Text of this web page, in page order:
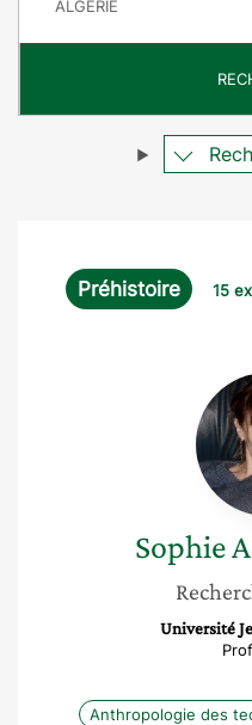
ê
e
Préhistoire 15
Sophie
Université
Anthropologie des